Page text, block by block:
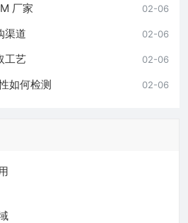
02-06
厂家
02-06
渠道
02-06
工艺
02-06
如何检测